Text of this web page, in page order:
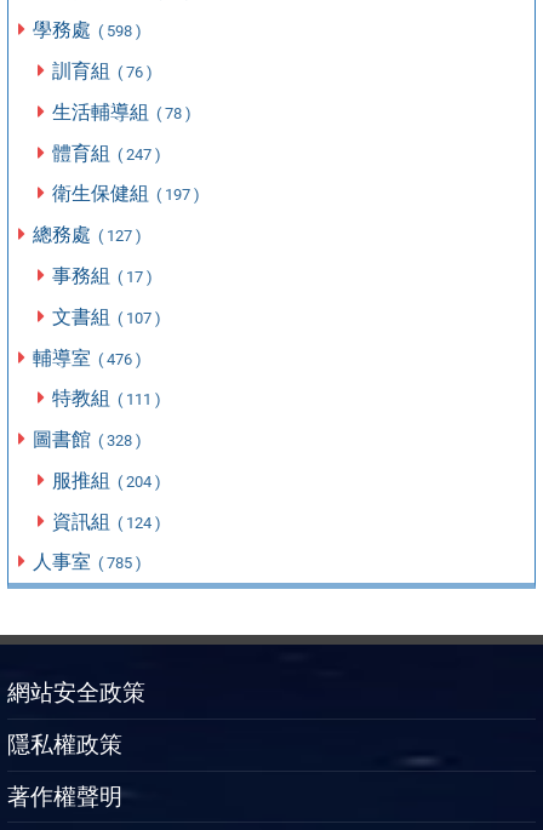
學務處 ( 598 )
訓育組 ( 76 )
生活輔導組 ( 78 )
體育組 ( 247 )
衛生保健組 ( 197 )
總務處 ( 127 )
事務組 ( 17 )
文書組 ( 107 )
輔導室 ( 476 )
特教組 ( 111 )
圖書館 ( 328 )
服推組 ( 204 )
資訊組 ( 124 )
人事室 ( 785 )
網站安全政策
隱私權政策
著作權聲明